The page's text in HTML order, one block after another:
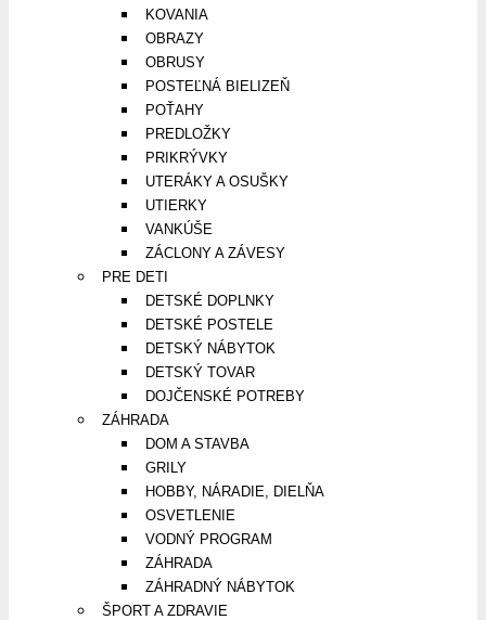
KOVANIA
OBRAZY
OBRUSY
POSTEĽNÁ BIELIZEŇ
POŤAHY
PREDLOŽKY
PRIKRÝVKY
UTERÁKY A OSUŠKY
UTIERKY
VANKÚŠE
ZÁCLONY A ZÁVESY
PRE DETI
DETSKÉ DOPLNKY
DETSKÉ POSTELE
DETSKÝ NÁBYTOK
DETSKÝ TOVAR
DOJČENSKÉ POTREBY
ZÁHRADA
DOM A STAVBA
GRILY
HOBBY, NÁRADIE, DIELŇA
OSVETLENIE
VODNÝ PROGRAM
ZÁHRADA
ZÁHRADNÝ NÁBYTOK
ŠPORT A ZDRAVIE